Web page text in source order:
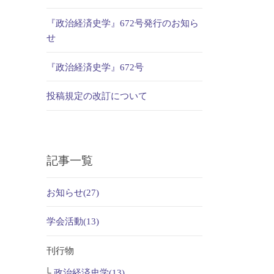
『政治経済史学』672号発行のお知ら
せ
『政治経済史学』672号
投稿規定の改訂について
記事一覧
お知らせ(27)
学会活動(13)
刊行物